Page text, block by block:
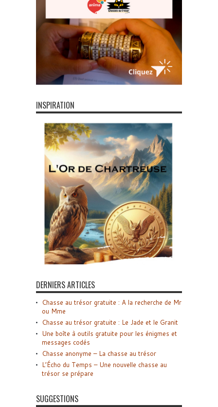
INSPIRATION
DERNIERS ARTICLES
Chasse au trésor gratuite : A la recherche de Mr
ou Mme
Chasse au trésor gratuite : Le Jade et le Granit
Une boîte à outils gratuite pour les énigmes et
messages codés
Chasse anonyme – La chasse au trésor
L’Écho du Temps – Une nouvelle chasse au
trésor se prépare
SUGGESTIONS